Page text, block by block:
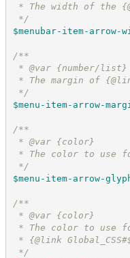
* The width of the
*/
$menubar-item-arrow-
/**
* @var {number/list}
* The margin of
*/
$menu-item-arrow-
/**
* @var {color}
* The color to use
*/
$menu-item-arrow-
/**
* @var {color}
* The color to use
* {@link
*/